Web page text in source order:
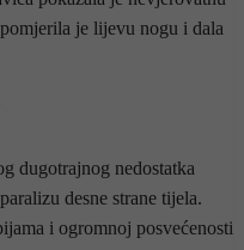
je lijevu nogu i dala
dugotrajnog nedostatka
desne strane tijela.
i ogromnoj posvećenosti